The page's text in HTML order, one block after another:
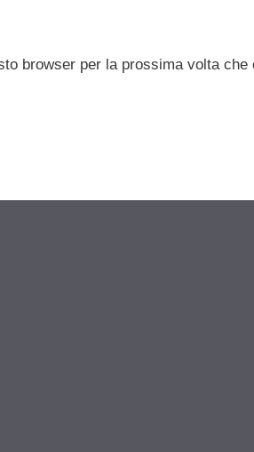
browser per la prossima volta che